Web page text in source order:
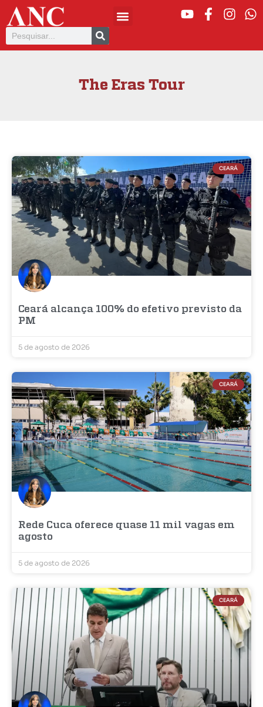
The Eras Tour
CEARÁ
Ceará alcança 100% do efetivo previsto da
PM
5 de agosto de 2026
CEARÁ
Rede Cuca oferece quase 11 mil vagas em
agosto
5 de agosto de 2026
CEARÁ